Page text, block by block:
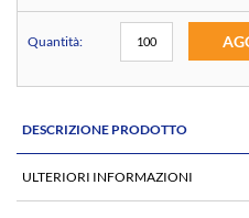
Quantità:
DESCRIZIONE PRODOTTO
ULTERIORI INFORMAZIONI